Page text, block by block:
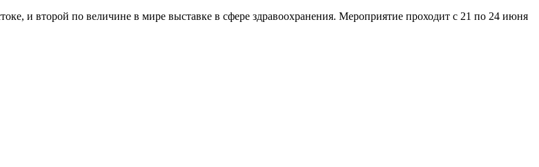
и второй по величине в мире выставке в сфере здравоохранения. Мероприятие проходит с 21 по 24 июня